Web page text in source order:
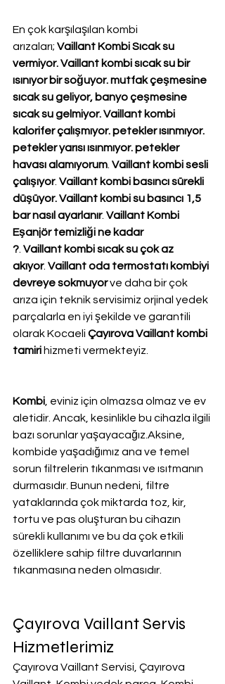
En çok karşılaşılan kombi
arızaları; Vaillant Kombi Sıcak su
vermiyor. Vaillant kombi sıcak su bir
ısınıyor bir soğuyor. mutfak çeşmesine
sıcak su geliyor, banyo çeşmesine
sıcak su gelmiyor. Vaillant kombi
kalorifer çalışmıyor. petekler ısınmıyor.
petekler yarısı ısınmıyor. petekler
havası alamıyorum Vaillant kombi sesli
çalışıyor. Vaillant kombi basıncı sürekli
düşüyor. Vaillant kombi su basıncı 1,5
bar nasıl ayarlanır. Vaillant Kombi
Eşanjör temizliği ne kadar
? Vaillant kombi sıcak su çok az
akıyor. Vaillant oda termostatı kombiyi
devreye sokmuyor ve daha bir çok
arıza için teknik servisimiz orjinal yedek
parçalarla en iyi şekilde ve garantili
olarak Kocaeli Çayırova Vaillant kombi
tamiri hizmeti vermekteyiz.
Kombi , eviniz için olmazsa olmaz ve ev
aletidir. Ancak, kesinlikle bu cihazla ilgili
bazı sorunlar yaşayacağız.Aksine,
kombide yaşadığımız ana ve temel
sorun filtrelerin tıkanması ve ısıtmanın
durmasıdır. Bunun nedeni, filtre
yataklarında çok miktarda toz, kir,
tortu ve pas oluşturan bu cihazın
sürekli kullanımı ve bu da çok etkili
özelliklere sahip filtre duvarlarının
tıkanmasına neden olmasıdır.
Çayırova Vaillant Servis
Hizmetlerimiz
Çayırova Vaillant Servisi, Çayırova